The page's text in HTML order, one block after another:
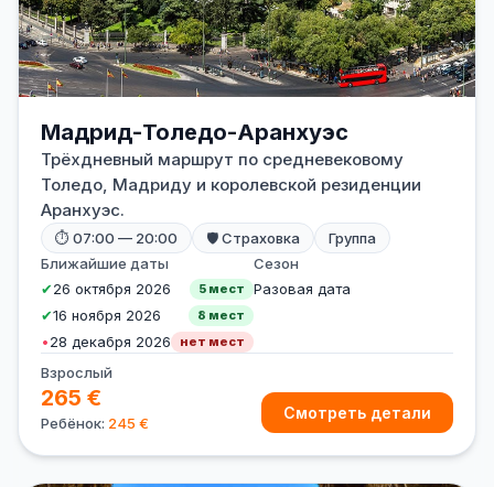
Мадрид-Толедо-Аранхуэс
Трёхдневный маршрут по средневековому
Толедо, Мадриду и королевской резиденции
Аранхуэс.
⏱ 07:00 — 20:00 🛡 Страховка
Группа
Ближайшие даты
✔26 октября 2026 5 мест
✔16 ноября 2026 8 мест
•28 декабря 2026 нет мест
Сезон
Разовая дата
Взрослый
265 €
Ребёнок: 245 €
Смотреть детали